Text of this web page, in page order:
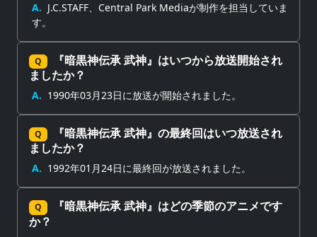
A. J.C.STAFF、Central Park Mediaが制作を担当していま
す。
Q
『暗黒神伝承 武神』はいつから放送開始され
ましたか？
A. 1990年03月23日に放送が開始されました。
Q
『暗黒神伝承 武神』の最終回はいつ放送され
ましたか？
A. 1992年01月24日に最終回が放送されました。
Q
『暗黒神伝承 武神』はどの季節のアニメです
か？